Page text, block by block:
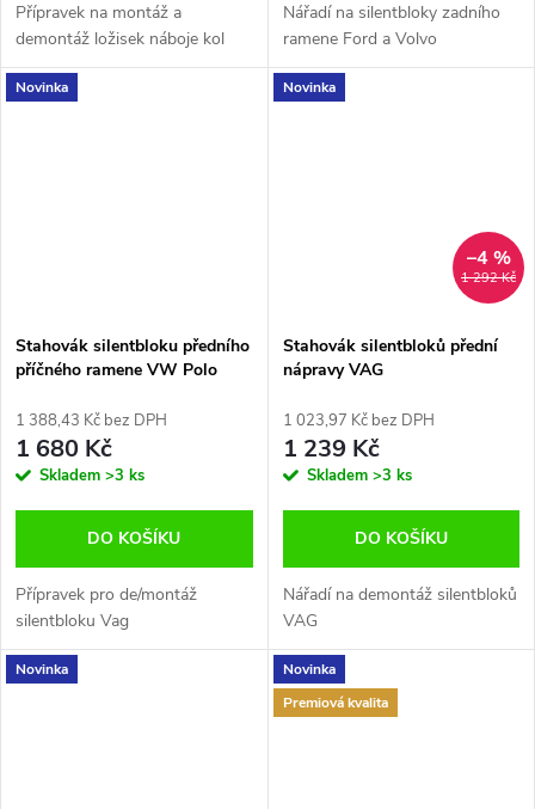
Přípravek na montáž a
demontáž ložisek náboje kol
Nářadí na silentbloky zadního
ramene Ford a Volvo
Novinka
Stahovák silentbloku předního
příčného ramene VW Polo
1 388,43 Kč bez DPH
1 680 Kč
Skladem >3 ks
DO KOŠÍKU
Přípravek pro de/montáž
silentbloku Vag
Novinka
1 292 Kč
–4 %
Stahovák silentbloků přední
nápravy VAG
1 023,97 Kč bez DPH
1 239 Kč
Skladem >3 ks
DO KOŠÍKU
Nářadí na demontáž silentbloků
VAG
Novinka
Novinka
Premiová kvalita